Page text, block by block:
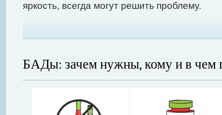
яркость, всегда могут решить проблему.
БАДы: зачем нужны, кому и в чем